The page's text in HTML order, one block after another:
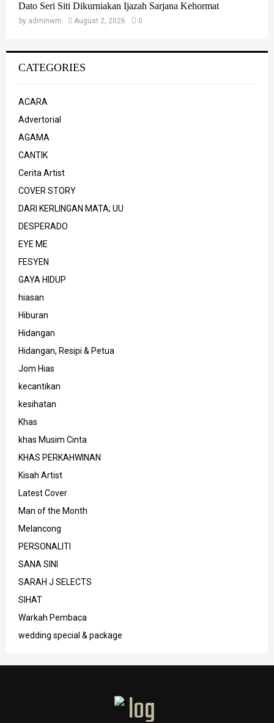
Dato Seri Siti Dikurniakan Ijazah Sarjana Kehormat
by adminwm August 2, 2026 0
CATEGORIES
ACARA
Advertorial
AGAMA
CANTIK
Cerita Artist
COVER STORY
DARI KERLINGAN MATA; UU
DESPERADO
EYE ME
FESYEN
GAYA HIDUP
hiasan
Hiburan
Hidangan
Hidangan, Resipi & Petua
Jom Hias
kecantikan
kesihatan
Khas
khas Musim Cinta
KHAS PERKAHWINAN
Kisah Artist
Latest Cover
Man of the Month
Melancong
PERSONALITI
SANA SINI
SARAH J SELECTS
SIHAT
Warkah Pembaca
wedding special & package